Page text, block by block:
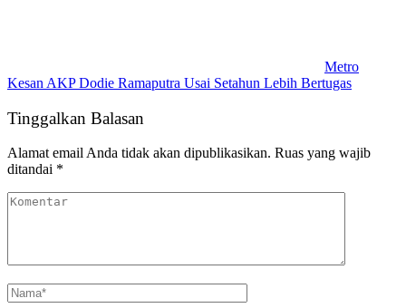
Metro
Kesan AKP Dodie Ramaputra Usai Setahun Lebih Bertugas
Tinggalkan Balasan
Alamat email Anda tidak akan dipublikasikan. Ruas yang wajib
ditandai *